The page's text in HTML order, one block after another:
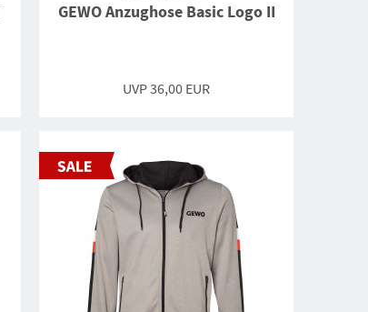
GEWO Anzughose Basic Logo II
UVP 36,00 EUR